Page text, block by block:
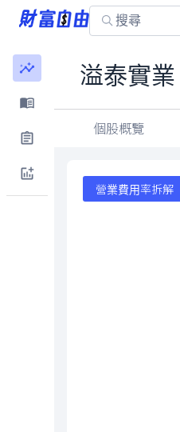
溢泰實業
個股概覽
營業費用率拆解